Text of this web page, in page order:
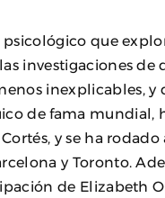
psicológico que
investigaciones de
inexplicables, y
de fama mundial,
y se ha
y Toronto.
de Elizabeth